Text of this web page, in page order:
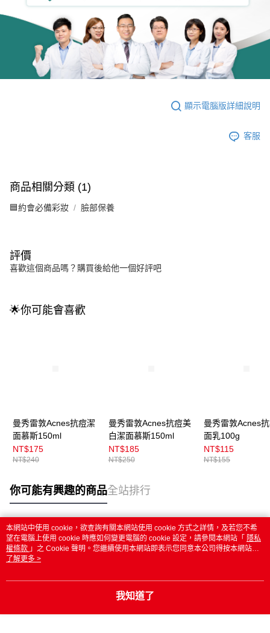
顯示電腦版詳細說明
客服
商品相關分類 (1)
🟦約會必備彩妝 臉部保養
評價
喜歡這個商品嗎？購買後給他一個好評吧
🌟你可能會喜歡
曼秀雷敦Acnes抗痘潔
面慕斯150ml
NT$175
NT$240
曼秀雷敦Acnes抗痘美
白潔面慕斯150ml
NT$185
NT$250
曼秀雷敦Acnes
面乳100g
NT$115
NT$155
你可能有興趣的商品全站排行
熱門標籤
本網站中使用 cookie，欲查詢有關本網站使用 cookie 方式之詳情，及若您不希
望在電腦上使用 cookie 時應如何變更電腦的 cookie 設定，請參閱本網站「 隱私
權條款 」之 Cookie 聲明。您繼續使用本網站即表示您同意本公司得按本網站使
用條款之 Cookie 聲明使用 cookie。
了解更多 >
我知道了